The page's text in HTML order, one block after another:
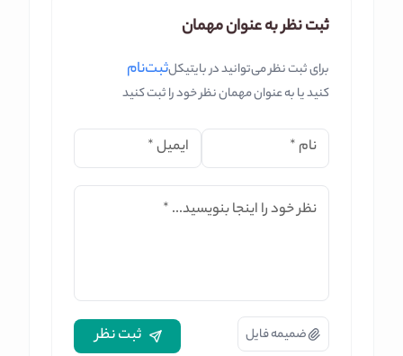
ثبت نظر به عنوان مهمان
برای ثبت نظر می‌توانید در بایتیکلثبت‌نام
کنید یا به عنوان مهمان نظر خود را ثبت کنید
نام * ایمیل*
نظر خود را اینجا بنویسید... *
ضمیمه فایل ثبت نظر